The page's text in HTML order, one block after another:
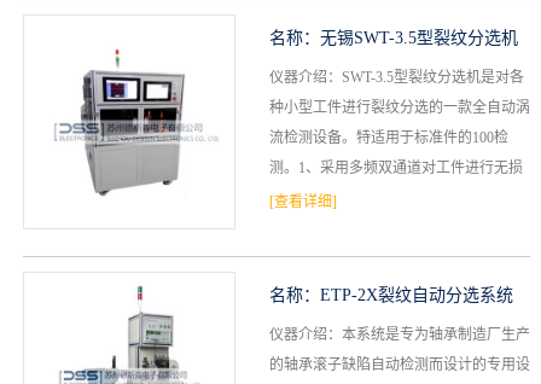
名称： 无锡SWT-3.5型裂纹分选机
仪器介绍：SWT-3.5型裂纹分选机是对各
种小型工件进行裂纹分选的一款全自动涡
流检测设备。特适用于标准件的100检
测。1、采用多频双通道对工件进行无损
检测（相当于一拖二）2、检测灵敏度0.03
[查看详细]
名称： ETP-2X裂纹自动分选系统
仪器介绍：本系统是专为轴承制造厂生产
的轴承滚子缺陷自动检测而设计的专用设